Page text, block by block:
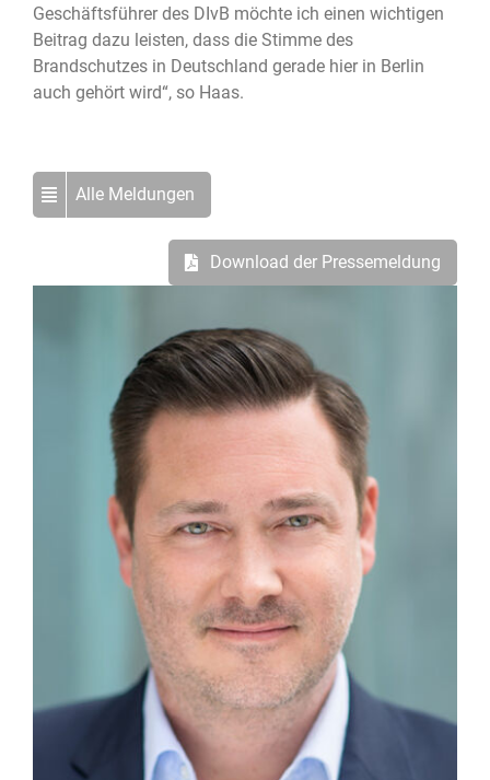
Geschäftsführer des DIvB möchte ich einen wichtigen
Beitrag dazu leisten, dass die Stimme des
Brandschutzes in Deutschland gerade hier in Berlin
auch gehört wird“, so Haas.
Alle Meldungen
Download der Pressemeldung